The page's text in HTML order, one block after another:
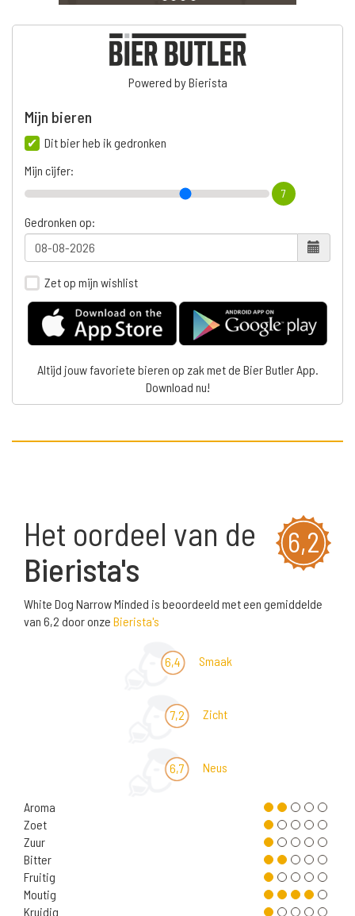
Powered by Bierista
Mijn bieren
Dit bier heb ik gedronken
Mijn cijfer:
7
Gedronken op:
Zet op mijn wishlist
Altijd jouw favoriete bieren op zak met de Bier Butler App.
Download nu!
6,2
Het oordeel van de
Bierista's
White Dog Narrow Minded is beoordeeld met een gemiddelde
van 6,2 door onze Bierista's
6,4 Smaak
7,2 Zicht
6,7 Neus
Aroma
Zoet
Zuur
Bitter
Fruitig
Moutig
Kruidig